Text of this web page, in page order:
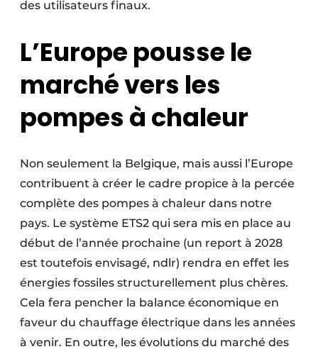
des utilisateurs finaux.
L’Europe pousse le
marché vers les
pompes à chaleur
Non seulement la Belgique, mais aussi l’Europe
contribuent à créer le cadre propice à la percée
complète des pompes à chaleur dans notre
pays. Le système ETS2 qui sera mis en place au
début de l’année prochaine (un report à 2028
est toutefois envisagé, ndlr) rendra en effet les
énergies fossiles structurellement plus chères.
Cela fera pencher la balance économique en
faveur du chauffage électrique dans les années
à venir. En outre, les évolutions du marché des